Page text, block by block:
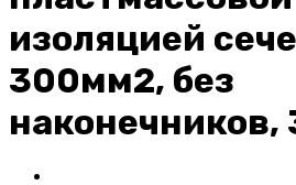
изоляцией
300мм2, без
наконечников,